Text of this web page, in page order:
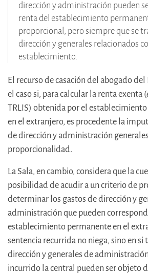
dirección y administración pueden
renta del establecimiento
proporcional, pero siempre que se
dirección y generales relacionados
establecimiento.
El recurso de casación del abogado
el caso si, para calcular la renta exenta (
TRLIS) obtenida por el
en el extranjero, es procedente la
de dirección y administración
proporcionalidad.
La Sala, en cambio, considera que la
posibilidad de acudir a un criterio de
determinar los gastos de dirección y
administración que pueden
establecimiento permanente en el
sentencia recurrida no niega, sino en si
dirección y generales de
incurrido la central pueden ser objeto